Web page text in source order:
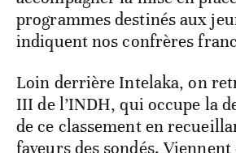
programmes destinés aux
indiquent nos confrères
Loin derrière Intelaka, on
III de l’INDH, qui occupe la
de ce classement en
faveurs des sondés.